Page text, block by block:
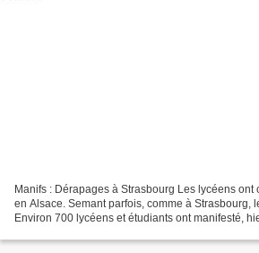
Manifs : Dérapages à Strasbourg Les lycéens ont
en Alsace. Semant parfois, comme à Strasbourg,
Environ 700 lycéens et étudiants ont manifesté,